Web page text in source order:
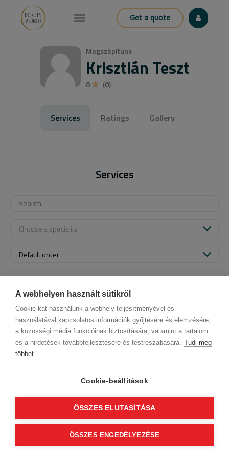
A webhelyen használt sütikről
Cookie-kat használunk a webhely teljesítményével és
használatával kapcsolatos információk gyűjtésére és elemzésére,
a közösségi média funkcióinak biztosítására, valamint a tartalom
és a hirdetések továbbfejlesztésére és testreszabására. Tudj meg
többet
Cookie-beállítások
ÖSSZES ELUTASÍTÁSA
ÖSSZES ENGEDÉLYEZÉSE
Get a quote
Megszépítünk
Krisztián Teszt
0 (0)
Services Ratings Gallery
Services
Choose a speciality
Default order
Continue to finalization
GTC (Subscriber Customer)
Follow us!
© 2012 Beauty World Net Kft. All rights reserved.